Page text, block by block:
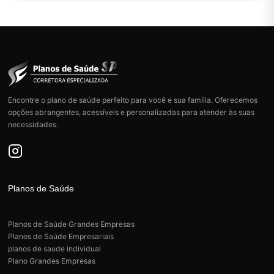
n
Encontre o plano de saúde perfeito para você e sua família. Oferecemos
opções abrangentes, acessíveis e personalizadas para atender às suas
necessidades.
Planos de Saúde
Planos de Saúde Grandes Empresas
Planos de Saúde Empresariais
planos de saude individual
Plano Grandes Empresas